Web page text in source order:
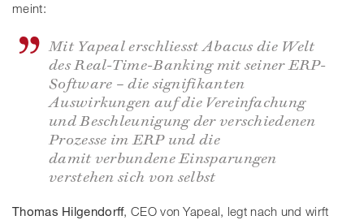
meint:
Mit Yapeal erschliesst Abacus die Welt
des Real-Time-Banking mit seiner ERP-
Software – die signifikanten
Auswirkungen auf die Vereinfachung
und Beschleunigung der verschiedenen
Prozesse im ERP und die
damit verbundene Einsparungen
verstehen sich von selbst
Thomas Hilgendorff, CEO von Yapeal, legt nach und wirft